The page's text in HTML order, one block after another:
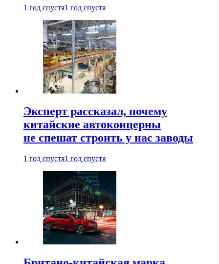
1 год спустя1 год спустя
Эксперт рассказал, почему
китайские автоконцерны
не спешат строить у нас заводы
1 год спустя1 год спустя